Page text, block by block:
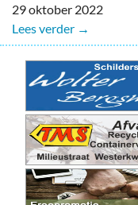
29 oktober 2022
Lees verder →